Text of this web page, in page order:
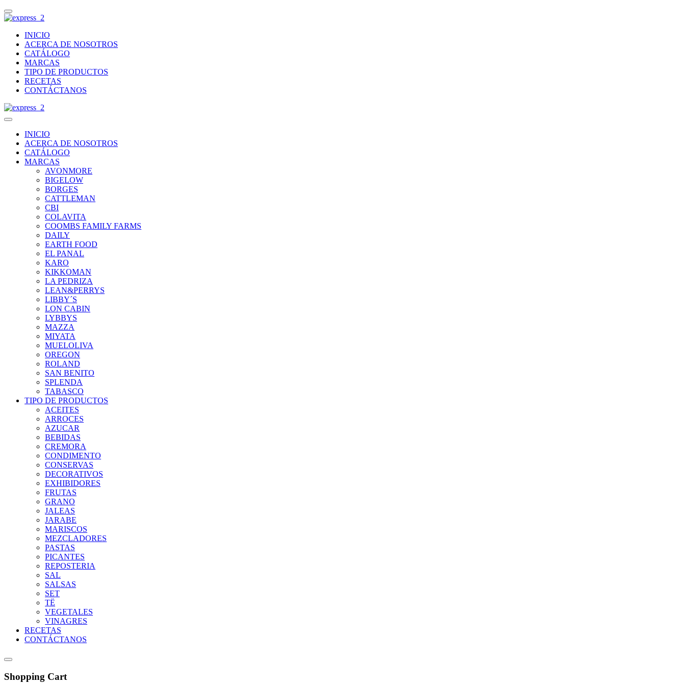
INICIO
ACERCA DE NOSOTROS
CATÁLOGO
MARCAS
TIPO DE PRODUCTOS
RECETAS
CONTÁCTANOS
INICIO
ACERCA DE NOSOTROS
CATÁLOGO
MARCAS
AVONMORE
BIGELOW
BORGES
CATTLEMAN
CBI
COLAVITA
COOMBS FAMILY FARMS
DAILY
EARTH FOOD
EL PANAL
KARO
KIKKOMAN
LA PEDRIZA
LEAN&PERRYS
LIBBY´S
LON CABIN
LYBBYS
MAZZA
MIYATA
MUELOLIVA
OREGON
ROLAND
SAN BENITO
SPLENDA
TABASCO
TIPO DE PRODUCTOS
ACEITES
ARROCES
AZUCAR
BEBIDAS
CREMORA
CONDIMENTO
CONSERVAS
DECORATIVOS
EXHIBIDORES
FRUTAS
GRANO
JALEAS
JARABE
MARISCOS
MEZCLADORES
PASTAS
PICANTES
REPOSTERIA
SAL
SALSAS
SET
TË
VEGETALES
VINAGRES
RECETAS
CONTÁCTANOS
Shopping Cart